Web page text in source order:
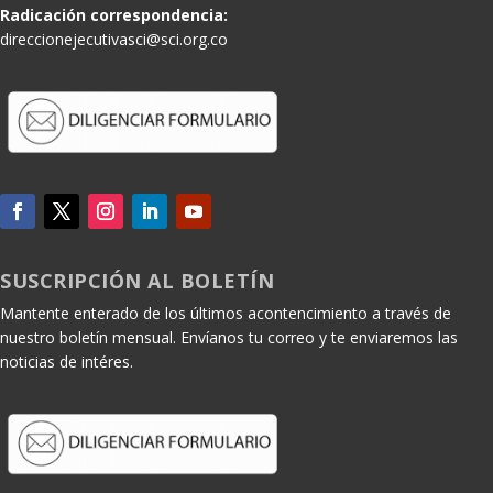
Radicación correspondencia:
direccionejecutivasci@sci.org.co
SUSCRIPCIÓN AL BOLETÍN
Mantente enterado de los últimos acontencimiento a través de
nuestro boletín mensual. Envíanos tu correo y te enviaremos las
noticias de intéres.